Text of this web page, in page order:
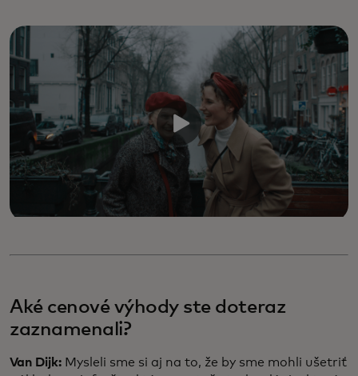
Aké cenové výhody ste doteraz
zaznamenali?
Van Dijk: Mysleli sme si aj na to, že by sme mohli ušetriť